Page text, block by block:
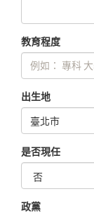
教育程度
出生地
是否現任
政黨